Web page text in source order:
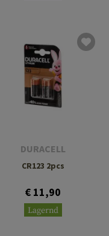
DURACELL
CR123 2pcs
€ 11,90
Lagernd